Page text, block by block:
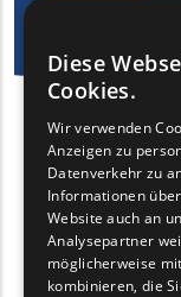
Diese
Cookies.
Wir verwenden
Anzeigen zu
Datenverkehr zu
Informationen
Website auch an
Analysepartner
möglicherweise
kombinieren, die